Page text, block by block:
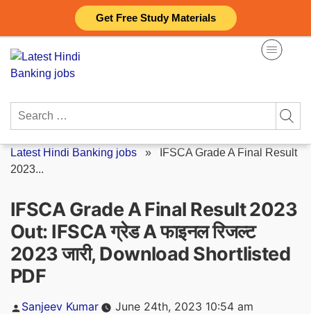
Get Free Study Materials
content
Search
Latest Hindi Banking jobs »
IFSCA Grade A Final Result
2023...
IFSCA Grade A Final Result 2023
Out: IFSCA ग्रेड A फाइनल रिजल्ट
2023 जारी, Download Shortlisted
PDF
Posted
Sanjeev Kumar June 24th, 2023 10:54 am